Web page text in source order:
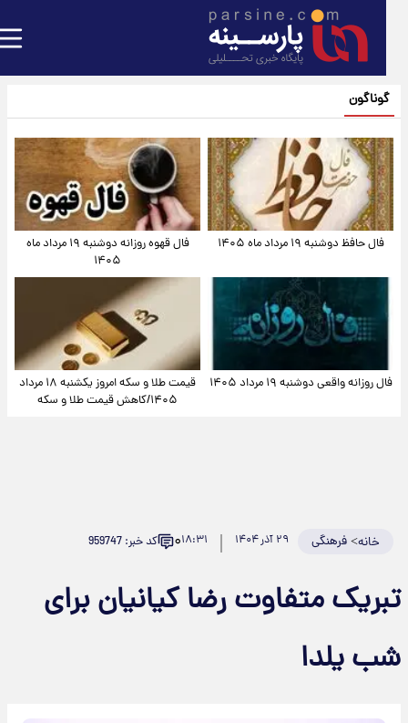
گوناگون
فال حافظ دوشنبه ۱۹ مرداد ماه ۱۴۰۵
فال قهوه روزانه دوشنبه ۱۹ مرداد ماه
۱۴۰۵
فال روزانه واقعی دوشنبه ۱۹ مرداد ۱۴۰۵
قیمت طلا و سکه امروز یکشنبه ۱۸ مرداد
۱۴۰۵/کاهش قیمت طلا و سکه
خانه>فرهنگی ۲۹ آذر ۱۴۰۴ ۱۸:۳۱۰ کد خبر: 959747
متفاوت رضا کیانیان برای
یلدا